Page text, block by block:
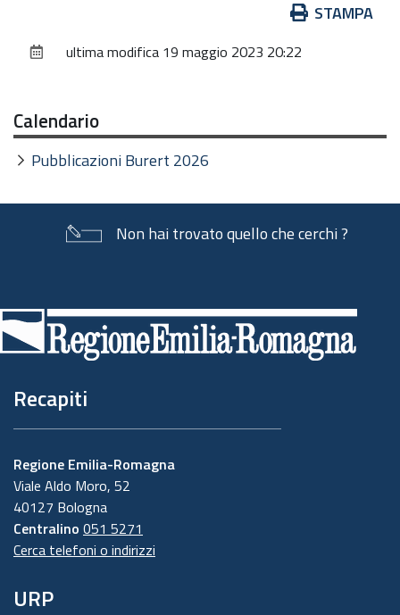
documento
STAMPA
ultima modifica 19 maggio 2023 20:22
Calendario
Pubblicazioni Burert 2026
Non hai trovato quello che cerchi ?
di
pagina
Recapiti
Regione Emilia-Romagna
Viale Aldo Moro, 52
40127 Bologna
Centralino 051 5271
Cerca telefoni o indirizzi
URP